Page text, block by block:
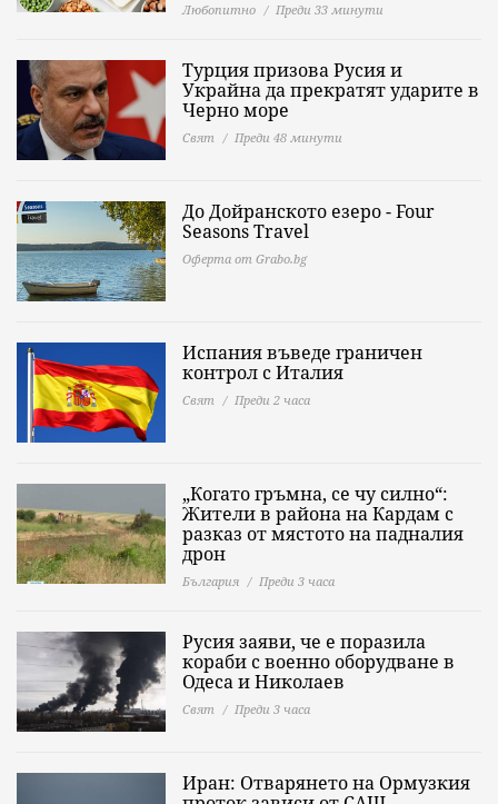
Любопитно Преди 33 минути
Турция призова Русия и
Украйна да прекратят ударите в
Черно море
Свят Преди 48 минути
До Дойранското езеро - Four
Seasons Travel
Оферта от Grabo.bg
Испания въведе граничен
контрол с Италия
Свят Преди 2 часа
„Когато гръмна, се чу силно“:
Жители в района на Кардам с
разказ от мястото на падналия
дрон
България Преди 3 часа
Русия заяви, че е поразила
кораби с военно оборудване в
Одеса и Николаев
Свят Преди 3 часа
Иран: Отварянето на Ормузкия